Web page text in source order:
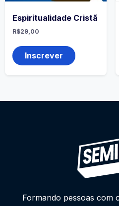
Espiritualidade Cristã
R$29,00
Inscrever
Formando pessoas com